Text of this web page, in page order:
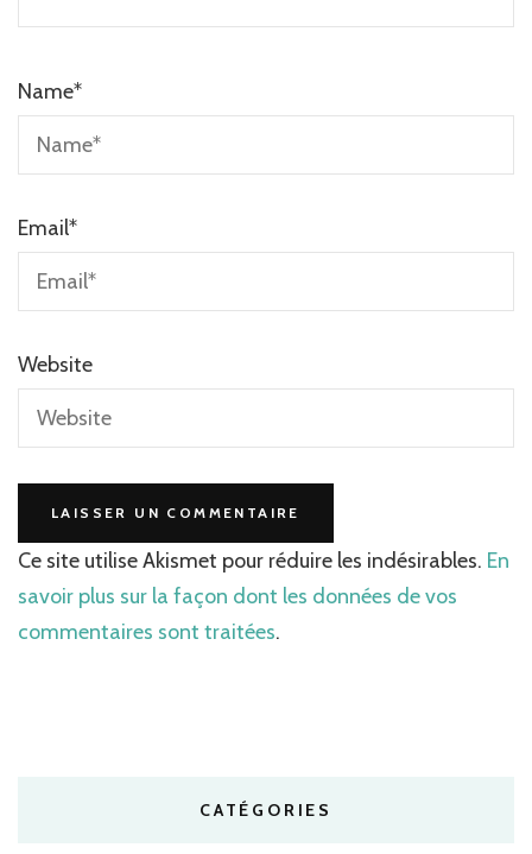
Name*
Email*
Website
Ce site utilise Akismet pour réduire les indésirables. En
savoir plus sur la façon dont les données de vos
commentaires sont traitées.
CATÉGORIES